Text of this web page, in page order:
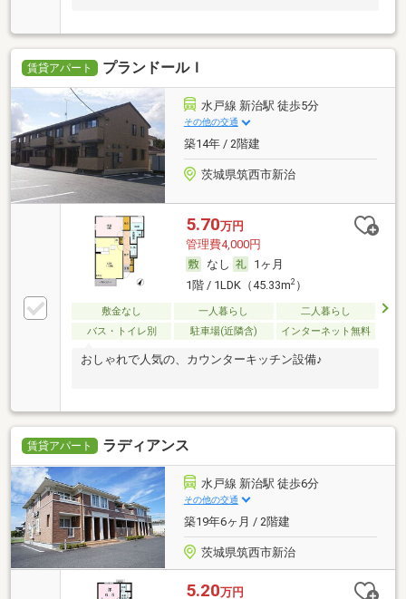
賃貸アパート プランドールＩ
水戸線 新治駅 徒歩5分
その他の交通
築14年 / 2階建
茨城県筑西市新治
5.70万円
管理費4,000円
なし
1ヶ月
1階 / 1LDK（45.33m2）
敷金なし 一人暮らし
二人暮らし
バス・トイレ別
駐車場(近隣含) インターネット無料
おしゃれで人気の、カウンターキッチン設備♪
賃貸アパート ラディアンス
水戸線 新治駅 徒歩6分
その他の交通
築19年6ヶ月 / 2階建
茨城県筑西市新治
5.20万円